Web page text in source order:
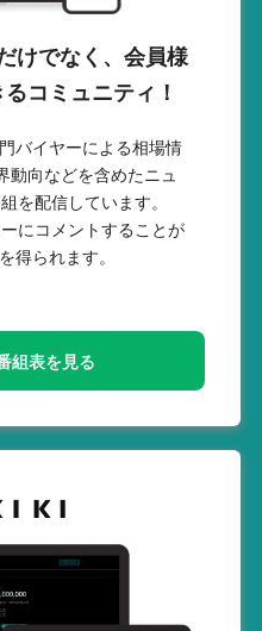
けでなく、会員様
コミュニティ！
バイヤーによる相場情
動向などを含めたニュ
を配信しています。
にコメントすることが
得られます。
組表を見る